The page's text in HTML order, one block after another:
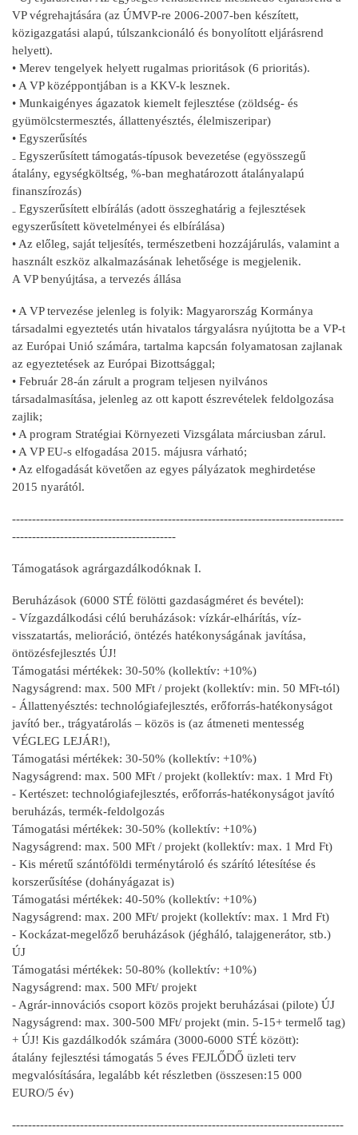
VP végrehajtására (az ÚMVP-re 2006-2007-ben készített,
közigazgatási alapú, túlszankcionáló és bonyolított eljárásrend
helyett).
• Merev tengelyek helyett rugalmas prioritások (6 prioritás).
• A VP középpontjában is a KKV-k lesznek.
• Munkaigényes ágazatok kiemelt fejlesztése (zöldség- és
gyümölcstermesztés, állattenyésztés, élelmiszeripar)
• Egyszerűsítés
₋ Egyszerűsített támogatás-típusok bevezetése (egyösszegű
átalány, egységköltség, %-ban meghatározott átalányalapú
finanszírozás)
₋ Egyszerűsített elbírálás (adott összeghatárig a fejlesztések
egyszerűsített követelményei és elbírálása)
• Az előleg, saját teljesítés, természetbeni hozzájárulás, valamint a
használt eszköz alkalmazásának lehetősége is megjelenik.
A VP benyújtása, a tervezés állása
• A VP tervezése jelenleg is folyik: Magyarország Kormánya
társadalmi egyeztetés után hivatalos tárgyalásra nyújtotta be a VP-t
az Európai Unió számára, tartalma kapcsán folyamatosan zajlanak
az egyeztetések az Európai Bizottsággal;
• Február 28-án zárult a program teljesen nyilvános
társadalmasítása, jelenleg az ott kapott észrevételek feldolgozása
zajlik;
• A program Stratégiai Környezeti Vizsgálata márciusban zárul.
• A VP EU-s elfogadása 2015. májusra várható;
• Az elfogadását követően az egyes pályázatok meghirdetése
2015 nyarától.
-----------------------------------------------------------------------------------
-----------------------------------------
Támogatások agrárgazdálkodóknak I.
Beruházások (6000 STÉ fölötti gazdaságméret és bevétel):
- Vízgazdálkodási célú beruházások: vízkár-elhárítás, víz-
visszatartás, melioráció, öntézés hatékonyságának javítása,
öntözésfejlesztés ÚJ!
Támogatási mértékek: 30-50% (kollektív: +10%)
Nagyságrend: max. 500 MFt / projekt (kollektív: min. 50 MFt-tól)
- Állattenyésztés: technológiafejlesztés, erőforrás-hatékonyságot
javító ber., trágyatárolás – közös is (az átmeneti mentesség
VÉGLEG LEJÁR!),
Támogatási mértékek: 30-50% (kollektív: +10%)
Nagyságrend: max. 500 MFt / projekt (kollektív: max. 1 Mrd Ft)
- Kertészet: technológiafejlesztés, erőforrás-hatékonyságot javító
beruházás, termék-feldolgozás
Támogatási mértékek: 30-50% (kollektív: +10%)
Nagyságrend: max. 500 MFt / projekt (kollektív: max. 1 Mrd Ft)
- Kis méretű szántóföldi terménytároló és szárító létesítése és
korszerűsítése (dohányágazat is)
Támogatási mértékek: 40-50% (kollektív: +10%)
Nagyságrend: max. 200 MFt/ projekt (kollektív: max. 1 Mrd Ft)
- Kockázat-megelőző beruházások (jégháló, talajgenerátor, stb.)
ÚJ
Támogatási mértékek: 50-80% (kollektív: +10%)
Nagyságrend: max. 500 MFt/ projekt
- Agrár-innovációs csoport közös projekt beruházásai (pilote) ÚJ
Nagyságrend: max. 300-500 MFt/ projekt (min. 5-15+ termelő tag)
+ ÚJ! Kis gazdálkodók számára (3000-6000 STÉ között):
átalány fejlesztési támogatás 5 éves FEJLŐDŐ üzleti terv
megvalósítására, legalább két részletben (összesen:15 000
EURO/5 év)
-----------------------------------------------------------------------------------